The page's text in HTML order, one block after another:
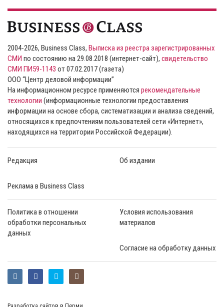
2004-2026, Business Class, Выписка из реестра зарегистрированных
СМИ по состоянию на 29.08.2018 (интернет-сайт), свидетельство
СМИ ПИ59-1143 от 07.02.2017 (газета)
ООО “Центр деловой информации”
На информационном ресурсе применяются рекомендательные
технологии (информационные технологии предоставления
информации на основе сбора, систематизации и анализа сведений,
относящихся к предпочтениям пользователей сети «Интернет»,
находящихся на территории Российской Федерации).
Редакция Об издании
Реклама в Business Class
Политика в отношении
обработки персональных
данных
Условия использования
материалов
Согласие на обработку данных